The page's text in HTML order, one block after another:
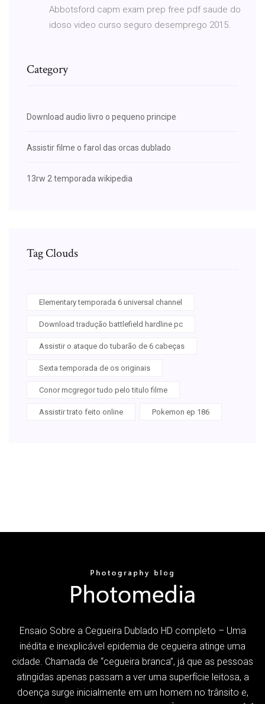
Abbotsford capm exam prep free pdf saude do
idoso video curso seguro desemprego 2015.
Category
Download audio livro o pequeno principe
Assistir filme o farol das orcas dublado
13rw 2 temporada wikipedia
Tag Clouds
Elementary temporada 6 universal channel
Download tradução battlefield hardline pc
Assistir o ataque do tubarão de 6 cabeças
Sexta temporada de os originais
Conor mcgregor tudo pelo titulo filme
Assistir trato feito online Pokemon ep 186
Ensaio Sobre a Cegueira Dublado HD completo – Uma
inédita e inexplicável epidemia de cegueira atinge uma
cidade. Chamada de “cegueira branca”, já que as pessoas
atingidas apenas passam a ver uma superfície leitosa, a
doença surge inicialmente em um homem no trânsito e,